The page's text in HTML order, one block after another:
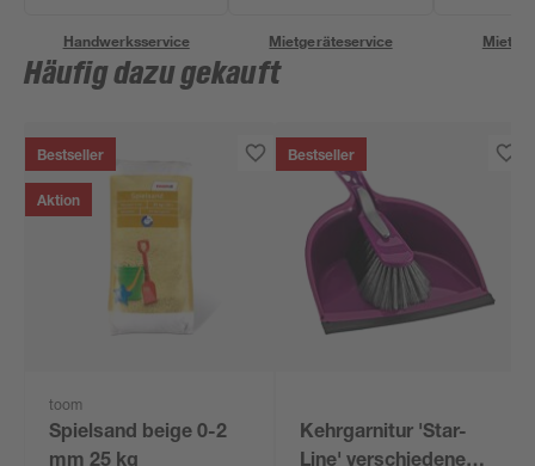
Handwerksservice Mietgeräteservice
Häufig dazu gekauft
Bestseller
Aktion
toom
Spielsand beige 0-2
Bestseller
Kehrgarnitur 'Star-